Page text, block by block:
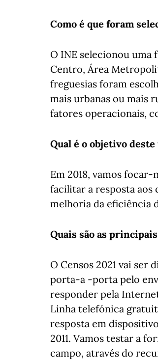
Como é que foram
O INE selecionou uma
Centro, Área
freguesias foram
mais urbanas ou mais
fatores operacionais,
Qual é o objetivo deste
Em 2018, vamos
facilitar a resposta aos
melhoria da eficiência
Quais são as
O Censos 2021 vai
porta-a -porta pelo
responder pela
Linha telefónica
resposta em
2011. Vamos testar a
campo, através do